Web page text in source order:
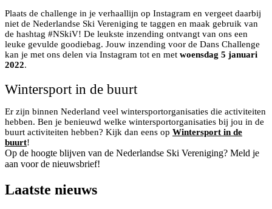
Plaats de challenge in je verhaallijn op Instagram en vergeet daarbij
niet de Nederlandse Ski Vereniging te taggen en maak gebruik van
de hashtag #NSkiV! De leukste inzending ontvangt van ons een
leuke gevulde goodiebag. Jouw inzending voor de Dans Challenge
kan je met ons delen via Instagram tot en met woensdag 5 januari
2022.
Wintersport in de buurt
Er zijn binnen Nederland veel wintersportorganisaties die activiteiten
hebben. Ben je benieuwd welke wintersportorganisaties bij jou in de
buurt activiteiten hebben? Kijk dan eens op Wintersport in de
buurt!
Op de hoogte blijven van de Nederlandse Ski Vereniging? Meld je
aan voor de nieuwsbrief!
Laatste nieuws